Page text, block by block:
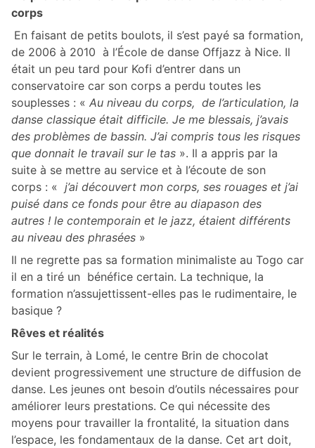
corps
En faisant de petits boulots, il s’est payé sa formation,
de 2006 à 2010 à l’École de danse Offjazz à Nice. Il
était un peu tard pour Kofi d’entrer dans un
conservatoire car son corps a perdu toutes les
souplesses : « Au niveau du corps, de l’articulation, la
danse classique était difficile. Je me blessais, j’avais
des problèmes de bassin. J’ai compris tous les risques
que donnait le travail sur le tas ». Il a appris par la
suite à se mettre au service et à l’écoute de son
corps : « j’ai découvert mon corps, ses rouages et j’ai
puisé dans ce fonds pour être au diapason des
autres ! le contemporain et le jazz, étaient différents
au niveau des phrasées »
Il ne regrette pas sa formation minimaliste au Togo car
il en a tiré un bénéfice certain. La technique, la
formation n’assujettissent-elles pas le rudimentaire, le
basique ?
Rêves et réalités
Sur le terrain, à Lomé, le centre Brin de chocolat
devient progressivement une structure de diffusion de
danse. Les jeunes ont besoin d’outils nécessaires pour
améliorer leurs prestations. Ce qui nécessite des
moyens pour travailler la frontalité, la situation dans
l’espace, les fondamentaux de la danse. Cet art doit,